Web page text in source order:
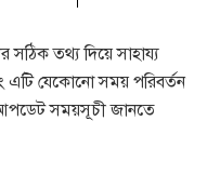
তথ্য দিয়ে সাহায্য
এটি যেকোনো সময় পরিবর্তন
সময়সূচী জানতে